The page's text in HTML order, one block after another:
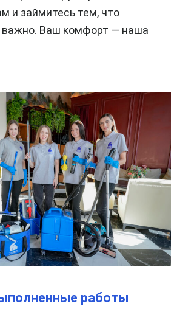
и займитесь тем, что
важно. Ваш комфорт — наша
работы